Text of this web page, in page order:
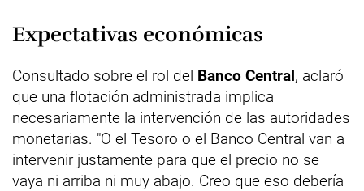
Expectativas económicas
Consultado sobre el rol del Banco Central, aclaró
que una flotación administrada implica
necesariamente la intervención de las autoridades
monetarias. "O el Tesoro o el Banco Central van a
intervenir justamente para que el precio no se
vaya ni arriba ni muy abajo. Creo que eso debería